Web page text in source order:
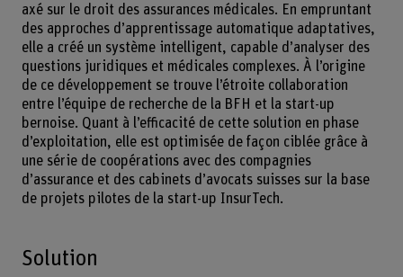
axé sur le droit des assurances médicales. En empruntant
des approches d’apprentissage automatique adaptatives,
elle a créé un système intelligent, capable d’analyser des
questions juridiques et médicales complexes. À l’origine
de ce développement se trouve l’étroite collaboration
entre l’équipe de recherche de la BFH et la start-up
bernoise. Quant à l’efficacité de cette solution en phase
d’exploitation, elle est optimisée de façon ciblée grâce à
une série de coopérations avec des compagnies
d’assurance et des cabinets d’avocats suisses sur la base
de projets pilotes de la start-up InsurTech.
Solution